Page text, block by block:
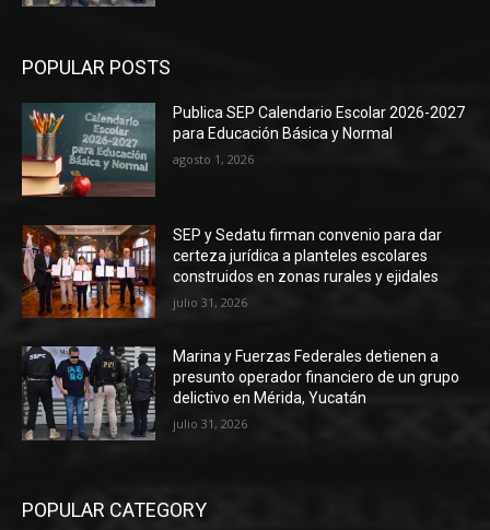
POPULAR POSTS
Publica SEP Calendario Escolar 2026-2027
para Educación Básica y Normal
agosto 1, 2026
SEP y Sedatu firman convenio para dar
certeza jurídica a planteles escolares
construidos en zonas rurales y ejidales
julio 31, 2026
Marina y Fuerzas Federales detienen a
presunto operador financiero de un grupo
delictivo en Mérida, Yucatán
julio 31, 2026
POPULAR CATEGORY